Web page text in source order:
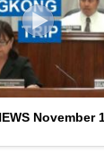
November